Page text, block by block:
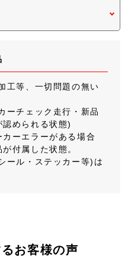
工等、一切問題の無い
ーチェック走行・新品
められる状態)
ーエラーがある場合
付属した状態。
ール・ステッカー等)は
お客様の声